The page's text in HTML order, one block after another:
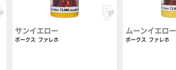
サンイエロー
ボークス ファレホ
ムーンイエロー
ボークス ファレホ